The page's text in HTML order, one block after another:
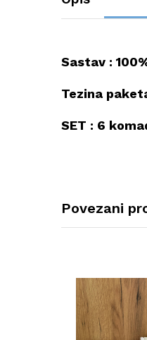
Sastav :
Tezina
SET : 6
Povezani